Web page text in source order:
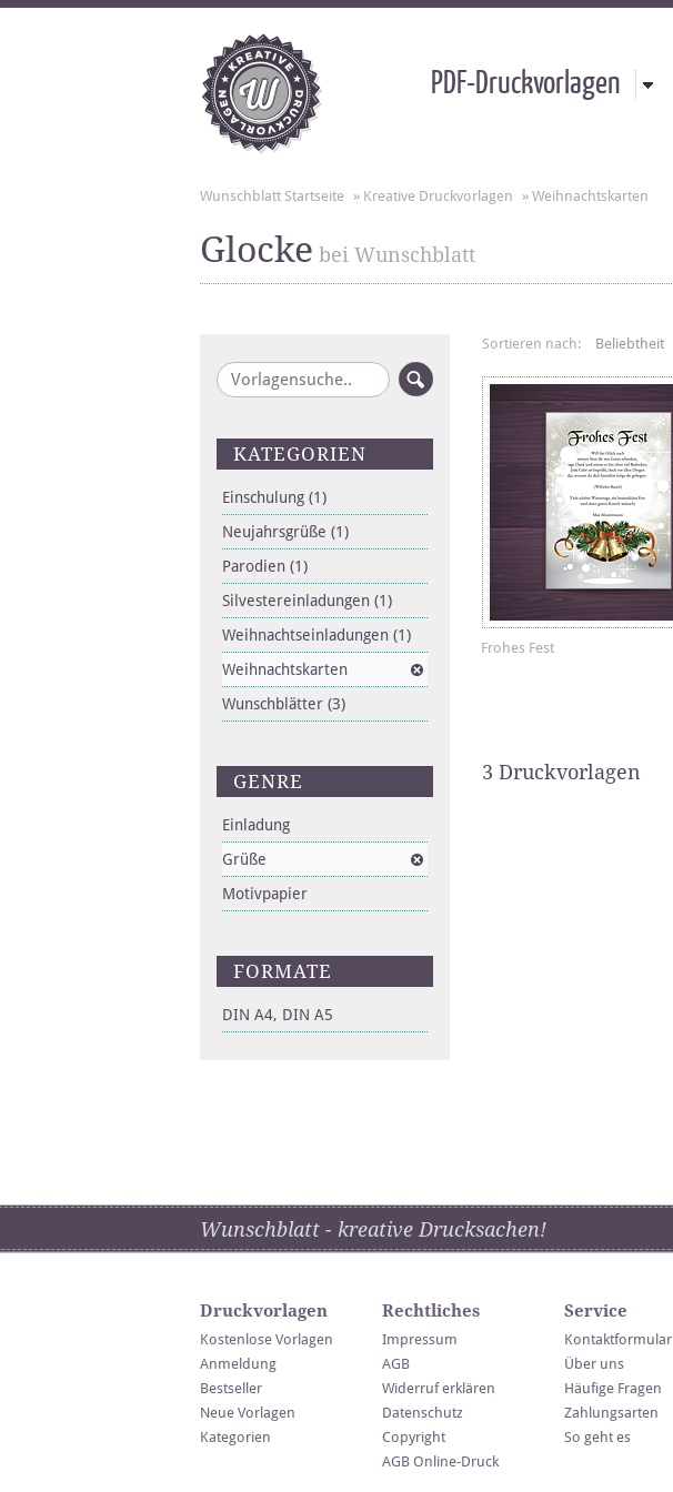
PDF-Druckvorlagen
Wunschblatt Startseite » Kreative Druckvorlagen » Weihnachtskarten
Glocke bei Wunschblatt
KATEGORIEN
Einschulung (1)
Neujahrsgrüße (1)
Parodien (1)
Silvestereinladungen (1)
Weihnachtseinladungen (1)
Weihnachtskarten
Wunschblätter (3)
GENRE
Einladung
Grüße
Motivpapier
FORMATE
DIN A4, DIN A5
Sortieren nach: Beliebtheit
Frohes Fest
3 Druckvorlagen
Wunschblatt - kreative Drucksachen!
Druckvorlagen
Kostenlose Vorlagen
Anmeldung
Bestseller
Neue Vorlagen
Kategorien
Rechtliches
Impressum
AGB
Widerruf erklären
Datenschutz
Copyright
AGB Online-Druck
Service
Kontaktformular
Über uns
Häufige Fragen
Zahlungsarten
So geht es